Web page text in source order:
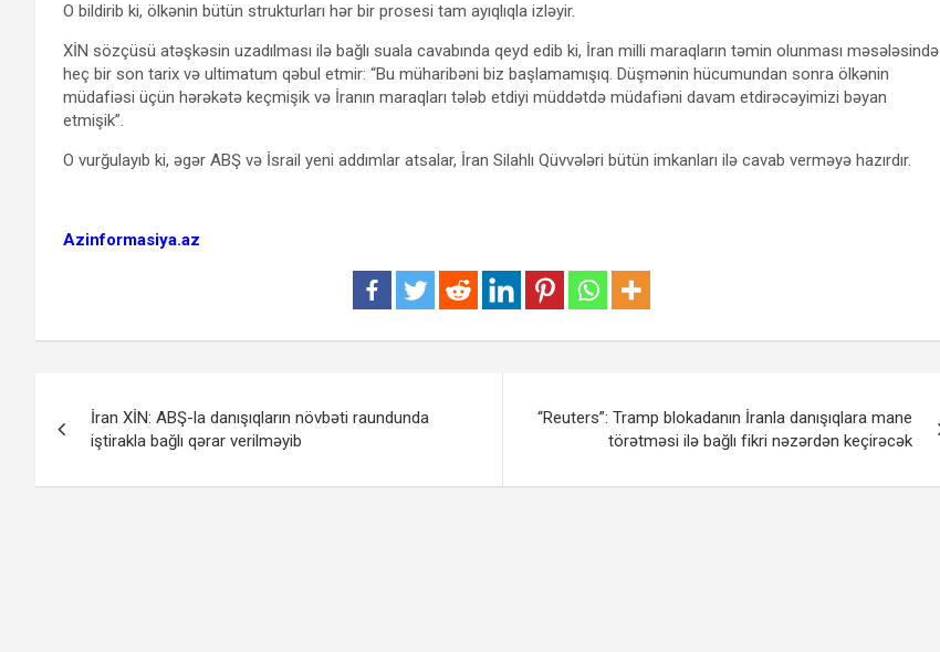
O bildirib ki, ölkənin bütün strukturları hər bir prosesi tam ayıqlıqla izləyir.
XİN sözçüsü atəşkəsin uzadılması ilə bağlı suala cavabında qeyd edib ki, İran milli maraqların təmin olunması məsələsində
heç bir son tarix və ultimatum qəbul etmir: “Bu müharibəni biz başlamamışıq. Düşmənin hücumundan sonra ölkənin
müdafiəsi üçün hərəkətə keçmişik və İranın maraqları tələb etdiyi müddətdə müdafiəni davam etdirəcəyimizi bəyan
etmişik”.
O vurğulayıb ki, əgər ABŞ və İsrail yeni addımlar atsalar, İran Silahlı Qüvvələri bütün imkanları ilə cavab verməyə hazırdır.
Azinformasiya.az
naviqasiyası
İran XİN: ABŞ-la danışıqların növbəti raundunda
iştirakla bağlı qərar verilməyib
“Reuters”: Tramp blokadanın İranla danışıqlara mane
törətməsi ilə bağlı fikri nəzərdən keçirəcək